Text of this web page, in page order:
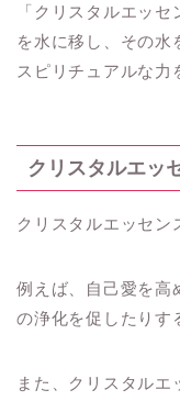
「クリスタルエッ
を水に移し、その水
スピリチュアルな力
クリスタルエッ
クリスタルエッセン
例えば、自己愛を高
の浄化を促したりす
また、クリスタル